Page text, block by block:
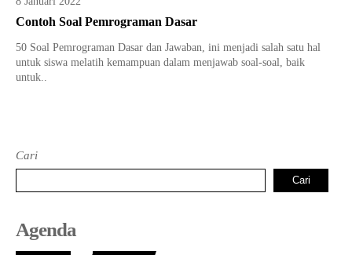
Materi Komputer dan Jaringan Dasar
Materi Pemograman Dasar
Sistem Komputer
Tata Busana
Bisnis Daring dan Pemasaran
Contoh Soal Pemrograman Dasar
50 Soal Pemrograman Dasar dan Jawaban, ini menjadi salah satu hal
untuk siswa melatih kemampuan dalam menjawab soal-soal, baik
untuk..
Cari
Cari
Agenda